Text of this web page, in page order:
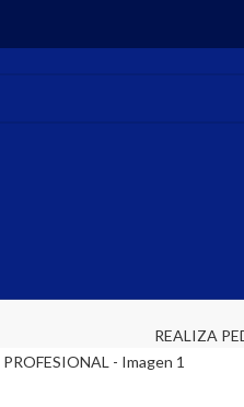
REALIZA